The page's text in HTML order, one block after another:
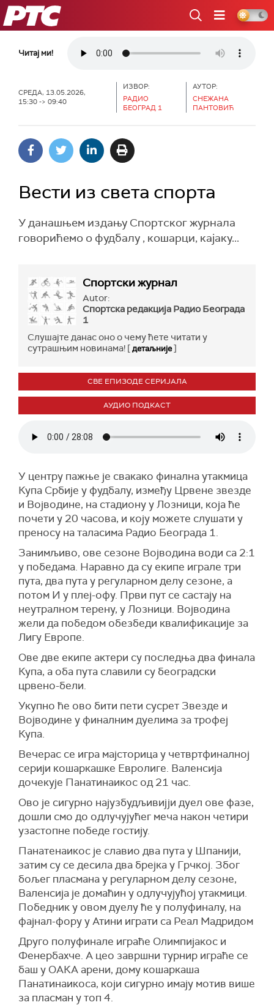
РТС
Читај ми!
СРЕДА, 13.05.2026,
15:30 -> 09:40
ИЗВОР:
РАДИО
БЕОГРАД 1
АУТОР:
СНЕЖАНА
ПАНТОВИЋ
Вести из света спорта
У данашњем издању Спортског журнала
говорићемо о фудбалу , кошарци, кајаку...
Спортски журнал
Autor:
Спортска редакција Радио Београда
1
Слушајте данас оно о чему ћете читати у
сутрашњим новинама! [детаљније]
СВЕ ЕПИЗОДЕ СЕРИЈАЛА
АУДИО ПОДКАСТ
У центру пажње је свакако финална утакмица
Купа Србије у фудбалу, између Црвене звезде
и Војводине, на стадиону у Лозници, која ће
почети у 20 часова, и коју можете слушати у
преносу на таласима Радио Београда 1.
Занимљиво, ове сезоне Војводина води са 2:1
у победама. Наравно да су екипе играле три
пута, два пута у регуларном делу сезоне, а
потом И у плеј-офу. Први пут се састају на
неутралном терену, у Лозници. Војводина
жели да победом обезбеди квалификације за
Лигу Европе.
Ове две екипе актери су последња два финала
Купа, а оба пута славили су београдски
црвено-бели.
Укупно ће ово бити пети сусрет Звезде и
Војводине у финалним дуелима за трофеј
Купа.
Вечерас се игра мајсторица у четвртфиналној
серији кошаркашке Евролиге. Валенсија
дочекује Панатинаикос од 21 час.
Ово је сигурно најузбудљивијји дуел ове фазе,
дошли смо до одлучујућег меча након четири
узастопне победе гостију.
Панатенаикос је славио два пута у Шпанији,
затим су се десила два брејка у Грчкој. Због
бољег пласмана у регуларном делу сезоне,
Валенсија је домаћин у одлучујућој утакмици.
Победник у овом дуелу ће у полуфиналу, на
фајнал-фору у Атини играти са Реал Мадридом
Друго полуфинале играће Олимпијакос и
Фенербахче. А цео завршни турнир играће се
баш у ОАКА арени, дому кошаркаша
Панатинаикоса, који сигурно имају мотив више
за пласман у топ 4.